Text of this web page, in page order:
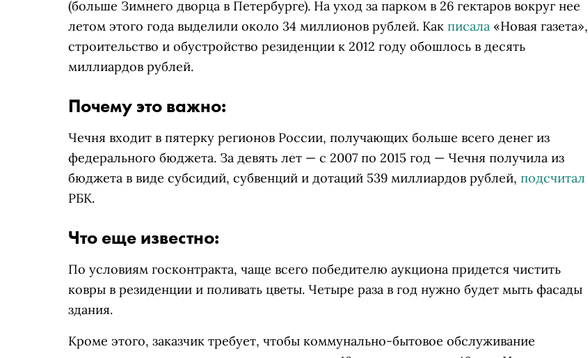
(больше Зимнего дворца в Петербурге). На уход за парком в 26 гектаров вокруг нее
летом этого года выделили около 34 миллионов рублей. Как писала «Новая газета»,
строительство и обустройство резиденции к 2012 году обошлось в десять
миллиардов рублей.
Почему это важно:
Чечня входит в пятерку регионов России, получающих больше всего денег из
федерального бюджета. За девять лет — с 2007 по 2015 год — Чечня получила из
бюджета в виде субсидий, субвенций и дотаций 539 миллиардов рублей, подсчитал
РБК.
Что еще известно:
По условиям госконтракта, чаще всего победителю аукциона придется чистить
ковры в резиденции и поливать цветы. Четыре раза в год нужно будет мыть фасады
здания.
Кроме этого, заказчик требует, чтобы коммунально-бытовое обслуживание